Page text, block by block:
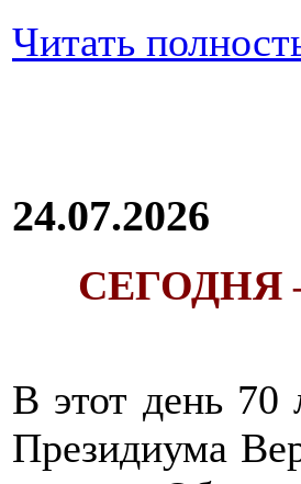
Читать
24.07.2026
В этот день 70
Президиума